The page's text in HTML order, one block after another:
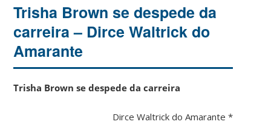
Trisha Brown se despede da
carreira – Dirce Waltrick do
Amarante
Trisha Brown se despede da carreira
Dirce Waltrick do Amarante *